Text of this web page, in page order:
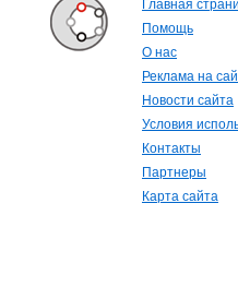
Главная
Помощь
О нас
Реклама на
Новости сайта
Условия
Контакты
Партнеры
Карта сайта